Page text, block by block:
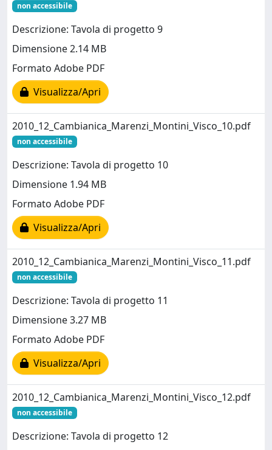
non accessibile
Descrizione: Tavola di progetto 9
Dimensione 2.14 MB
Formato Adobe PDF
Visualizza/Apri
2010_12_Cambianica_Marenzi_Montini_Visco_10.pdf
non accessibile
Descrizione: Tavola di progetto 10
Dimensione 1.94 MB
Formato Adobe PDF
Visualizza/Apri
2010_12_Cambianica_Marenzi_Montini_Visco_11.pdf
non accessibile
Descrizione: Tavola di progetto 11
Dimensione 3.27 MB
Formato Adobe PDF
Visualizza/Apri
2010_12_Cambianica_Marenzi_Montini_Visco_12.pdf
non accessibile
Descrizione: Tavola di progetto 12